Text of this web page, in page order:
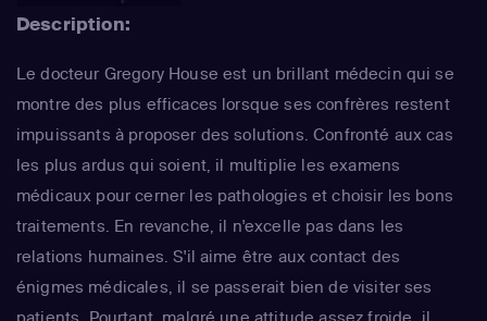
Description:
Le docteur Gregory House est un brillant médecin qui se
montre des plus efficaces lorsque ses confrères restent
impuissants à proposer des solutions. Confronté aux cas
les plus ardus qui soient, il multiplie les examens
médicaux pour cerner les pathologies et choisir les bons
traitements. En revanche, il n'excelle pas dans les
relations humaines. S'il aime être aux contact des
énigmes médicales, il se passerait bien de visiter ses